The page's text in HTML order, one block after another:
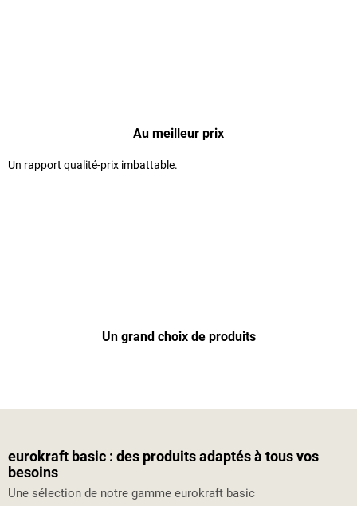
Au meilleur prix
Un rapport qualité-prix imbattable.
Un grand choix de produits
eurokraft basic : des produits adaptés à tous vos
besoins
Une sélection de notre gamme eurokraft basic